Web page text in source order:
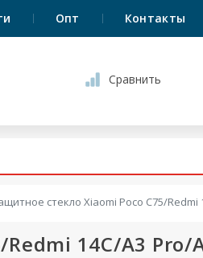
Опт Контакты
Сравнить
стекло Xiaomi Poco C75/
14C/A3